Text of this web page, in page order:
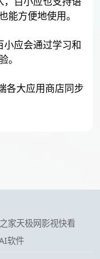
能方便地使用。
小应会通过学习和
。
各大应用商店同步
家天极网影视快看
软件